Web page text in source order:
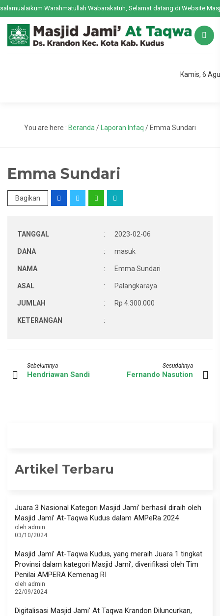
Warahmatullah Wabarakatuh, Selamat datang di Website
Kamis, 6
You are here : Beranda / Laporan Infaq / Emma Sundari
Emma Sundari
Bagikan
TANGGAL : 2023-02-06
DANA : masuk
NAMA : Emma Sundari
ASAL : Palangkaraya
JUMLAH : Rp 4.300.000
KETERANGAN :
Sebelumnya
Hendriawan Sandi
Sesudahnya
Fernando Nasution
Artikel Terbaru
Juara 3 Nasional Kategori Masjid Jami’ berhasil diraih oleh
Masjid Jami’ At-Taqwa Kudus dalam AMPeRa 2024
oleh admin
03/10/2024
Masjid Jami’ At-Taqwa Kudus, yang meraih Juara 1 tingkat
Provinsi dalam kategori Masjid Jami’, diverifikasi oleh Tim
Penilai AMPERA Kemenag RI
oleh admin
22/09/2024
Digitalisasi Masjid Jami’ At Taqwa Krandon Diluncurkan,